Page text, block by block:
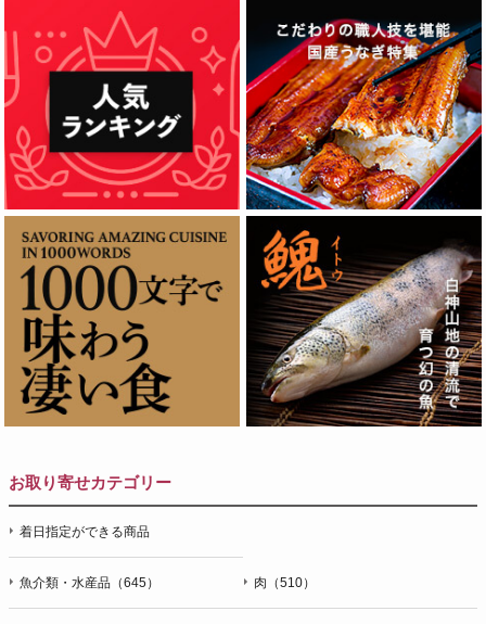
お取り寄せカテゴリー
着日指定ができる商品
魚介類・水産品（645） 肉（510）